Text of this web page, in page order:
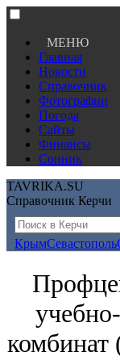
МЕНЮ
Главная
Новости
Справочник
Фотографии
Погода
Сайты
Финансы
Сонник
TAVRIKA.SU
Справочник Керчи
КрымСевастополь
комбинат